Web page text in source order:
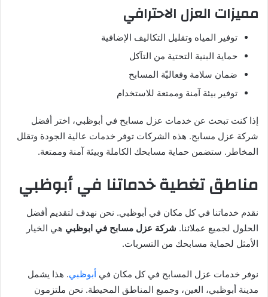
مميزات العزل الاحترافي
توفير المياه وتقليل التكاليف الإضافية
حماية البنية التحتية من التآكل
ضمان سلامة وفعاليّة المسابح
توفير بيئة آمنة وممتعة للاستخدام
إذا كنت تبحث عن خدمات عزل مسابح في أبوظبي، اختر أفضل
شركة عزل مسابح. هذه الشركات توفر خدمات عالية الجودة وتقلل
المخاطر. ستضمن حماية مسابحك الكاملة وبيئة آمنة وممتعة.
مناطق تغطية خدماتنا في أبوظبي
نقدم خدماتنا في كل مكان في أبوظبي. نحن نهدف لتقديم أفضل
الحلول لجميع عملائنا. شركة عزل مسابح في ابوظبي هي الخيار
الأمثل لحماية مسابحك من التسربات.
نوفر خدمات عزل المسابح في كل مكان في أبوظبي. هذا يشمل
مدينة أبوظبي، العين، وجميع المناطق المحيطة. نحن ملتزمون